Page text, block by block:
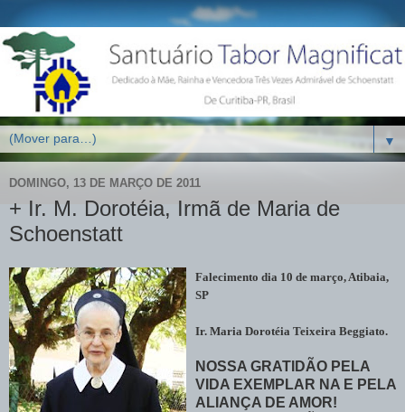
▼
DOMINGO, 13 DE MARÇO DE 2011
+ Ir. M. Dorotéia, Irmã de Maria de
Schoenstatt
Falecimento dia 10 de março, Atibaia,
SP
Ir. Maria Dorotéia Teixeira Beggiato.
NOSSA GRATIDÃO PELA
VIDA EXEMPLAR NA E PELA
ALIANÇA DE AMOR!